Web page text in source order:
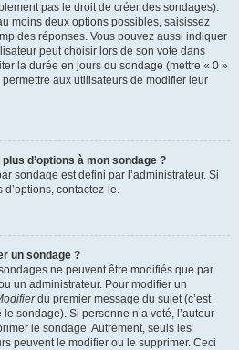
pas le droit de créer des sondages).
moins deux options possibles, saisissez
des réponses. Vous pouvez aussi indiquer
peut choisir lors de son vote dans
la durée en jours du sondage (mettre « 0 »
aux utilisateurs de modifier leur
d’options à mon sondage ?
sondage est défini par l’administrateur. Si
contactez-le.
un sondage ?
ne peuvent être modifiés que par
un administrateur. Pour modifier un
du premier message du sujet (c’est
sondage). Si personne n’a voté, l’auteur
le sondage. Autrement, seuls les
peuvent le modifier ou le supprimer. Ceci